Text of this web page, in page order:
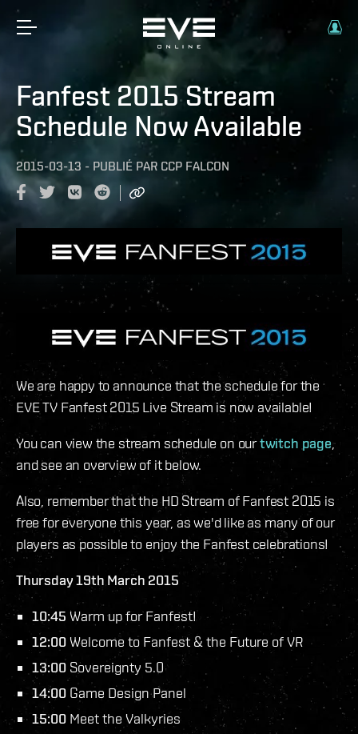
Fanfest 2015 Stream
Schedule Now Available
2015-03-13 - PUBLIÉ PAR CCP FALCON
We are happy to announce that the schedule for the
EVE TV Fanfest 2015 Live Stream is now available!
You can view the stream schedule on ourtwitch page,
and see an overview of it below.
Also, remember that the HD Stream of Fanfest 2015 is
free for everyone this year, as we'd like as many of our
players as possible to enjoy the Fanfest celebrations!
Thursday 19th March 2015
10:45 Warm up for Fanfest!
12:00 Welcome to Fanfest & the Future of VR
13:00 Sovereignty 5.0
14:00 Game Design Panel
15:00 Meet the Valkyries